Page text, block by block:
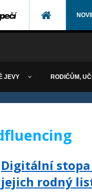
JEVY RODIČŮM,
Digitální
jejich rodný